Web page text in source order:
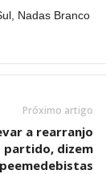
Nadas Branco
Próximo artigo
a rearranjo
partido, dizem
peemedebistas